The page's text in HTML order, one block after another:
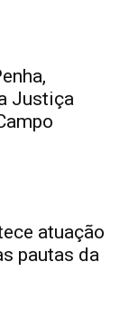
Justiça
atuação
pautas da